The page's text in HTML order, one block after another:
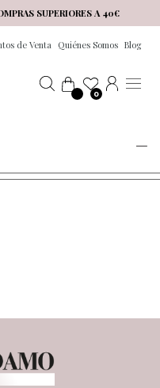
SUPERIORES A 40€
de Venta Quiénes Somos Blog
0